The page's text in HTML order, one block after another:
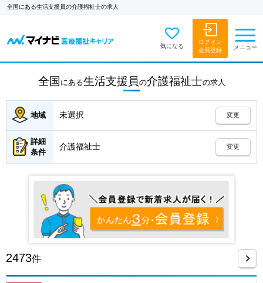
全国にある生活支援員の介護福祉士の求人
気になる
ログイン
会員登録
メニュー
全国 にある生活支援員の介護福祉士の求人
地域 未選択 変更
詳細
条件
介護福祉士 変更
2473件